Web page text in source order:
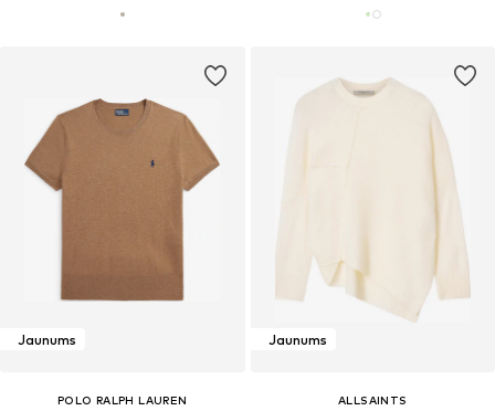
Jaunums
POLO RALPH LAUREN
Jaunums
ALLSAINTS